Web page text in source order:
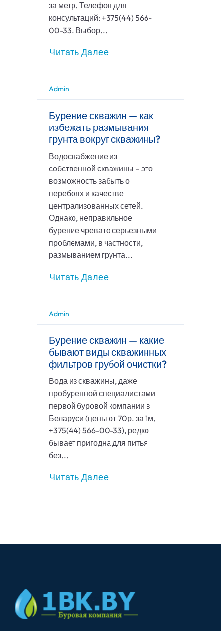
за метр. Телефон для
консультаций: +375(44) 566-
00-33. Выбор...
Читать Далее
Admin
Бурение скважин — как
избежать размывания
грунта вокруг скважины?
Водоснабжение из
собственной скважины – это
возможность забыть о
перебоях и качестве
централизованных сетей.
Однако, неправильное
бурение чревато серьезными
проблемами, в частности,
размыванием грунта...
Читать Далее
Admin
Бурение скважин — какие
бывают виды скважинных
фильтров грубой очистки?
Вода из скважины, даже
пробуренной специалистами
первой буровой компании в
Беларуси (цены от 70р. за 1м,
+375(44) 566-00-33), редко
бывает пригодна для питья
без...
Читать Далее